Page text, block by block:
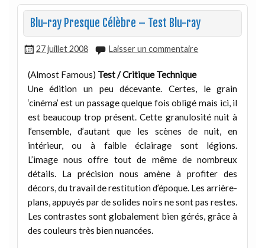
Blu-ray Presque Célèbre – Test Blu-ray
27 juillet 2008 Laisser un commentaire
(Almost Famous) Test / Critique Technique
Une édition un peu décevante. Certes, le grain
‘cinéma’ est un passage quelque fois obligé mais ici, il
est beaucoup trop présent. Cette granulosité nuit à
l’ensemble, d’autant que les scènes de nuit, en
intérieur, ou à faible éclairage sont légions.
L’image nous offre tout de même de nombreux
détails. La précision nous amène à profiter des
décors, du travail de restitution d’époque. Les arrière-
plans, appuyés par de solides noirs ne sont pas restes.
Les contrastes sont globalement bien gérés, grâce à
des couleurs très bien nuancées.